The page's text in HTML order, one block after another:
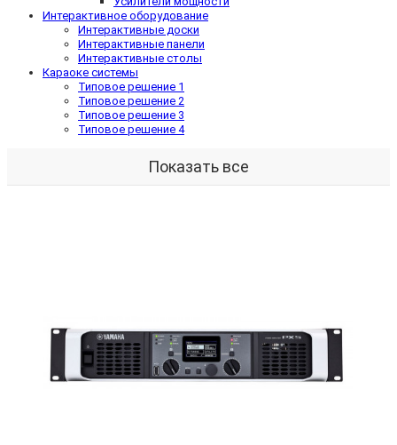
Интерактивное оборудование
Интерактивные доски
Интерактивные панели
Интерактивные столы
Караоке системы
Типовое решение 1
Типовое решение 2
Типовое решение 3
Типовое решение 4
Показать все